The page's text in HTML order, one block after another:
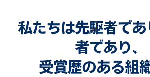
私たちは先駆者で
者であり、
受賞歴のある組